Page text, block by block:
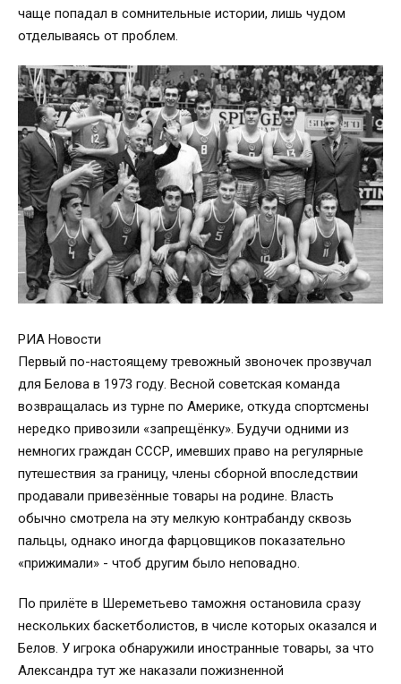
чаще попадал в сомнительные истории, лишь чудом
отделываясь от проблем.
РИА Новости
Первый по-настоящему тревожный звоночек прозвучал
для Белова в 1973 году. Весной советская команда
возвращалась из турне по Америке, откуда спортсмены
нередко привозили «запрещёнку». Будучи одними из
немногих граждан СССР, имевших право на регулярные
путешествия за границу, члены сборной впоследствии
продавали привезённые товары на родине. Власть
обычно смотрела на эту мелкую контрабанду сквозь
пальцы, однако иногда фарцовщиков показательно
«прижимали» - чтоб другим было неповадно.
По прилёте в Шереметьево таможня остановила сразу
нескольких баскетболистов, в числе которых оказался и
Белов. У игрока обнаружили иностранные товары, за что
Александра тут же наказали пожизненной